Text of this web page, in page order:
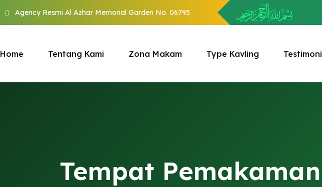
Agency Resmi Al Azhar Memorial Garden No. 06795
Home Tentang Kami Zona Makam Type Kavling Testimoni
Tempat Pemakaman